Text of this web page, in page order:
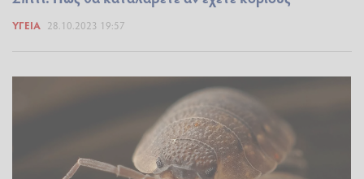
ΥΓΕΊΑ 28.10.2023 19:57